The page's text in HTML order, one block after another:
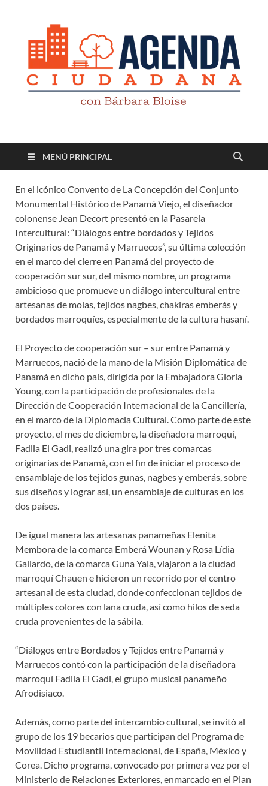
Revista digital
MENÚ PRINCIPAL
En el icónico Convento de La Concepción del Conjunto
Monumental Histórico de Panamá Viejo, el diseñador
colonense Jean Decort presentó en la Pasarela
Intercultural: “Diálogos entre bordados y Tejidos
Originarios de Panamá y Marruecos”, su última colección
en el marco del cierre en Panamá del proyecto de
cooperación sur sur, del mismo nombre, un programa
ambicioso que promueve un diálogo intercultural entre
artesanas de molas, tejidos nagbes, chakiras emberás y
bordados marroquíes, especialmente de la cultura hasaní.
El Proyecto de cooperación sur – sur entre Panamá y
Marruecos, nació de la mano de la Misión Diplomática de
Panamá en dicho país, dirigida por la Embajadora Gloria
Young, con la participación de profesionales de la
Dirección de Cooperación Internacional de la Cancillería,
en el marco de la Diplomacia Cultural. Como parte de este
proyecto, el mes de diciembre, la diseñadora marroquí,
Fadila El Gadi, realizó una gira por tres comarcas
originarias de Panamá, con el fin de iniciar el proceso de
ensamblaje de los tejidos gunas, nagbes y emberás, sobre
sus diseños y lograr así, un ensamblaje de culturas en los
dos países.
De igual manera las artesanas panameñas Elenita
Membora de la comarca Emberá Wounan y Rosa Lídia
Gallardo, de la comarca Guna Yala, viajaron a la ciudad
marroquí Chauen e hicieron un recorrido por el centro
artesanal de esta ciudad, donde confeccionan tejidos de
múltiples colores con lana cruda, así como hilos de seda
cruda provenientes de la sábila.
“Diálogos entre Bordados y Tejidos entre Panamá y
Marruecos contó con la participación de la diseñadora
marroquí Fadila El Gadi, el grupo musical panameño
Afrodisiaco.
Además, como parte del intercambio cultural, se invitó al
grupo de los 19 becarios que participan del Programa de
Movilidad Estudiantil Internacional, de España, México y
Corea. Dicho programa, convocado por primera vez por el
Ministerio de Relaciones Exteriores, enmarcado en el Plan